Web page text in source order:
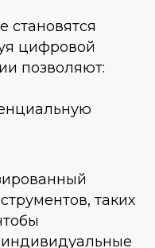
цифровой
позволяют:
таких